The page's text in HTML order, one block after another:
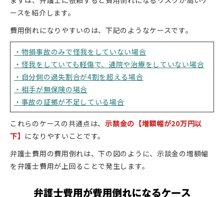
ースを紹介します。
費用倒れになりやすいのは、下記のようなケースです。
・物損事故のみで怪我をしていない場合
・怪我をしていても軽傷で、通院や治療をしていない場合
・自分側の過失割合が4割を超える場合
・相手が無保険の場合
・事故の証拠が不足している場合
これらのケースの共通点は、示談金の【増額幅が20万円以
下】 になりやすいことです。
弁護士費用の費用倒れは、下の図のように、示談金の増額幅
を弁護士費用が上回ることで発生します。